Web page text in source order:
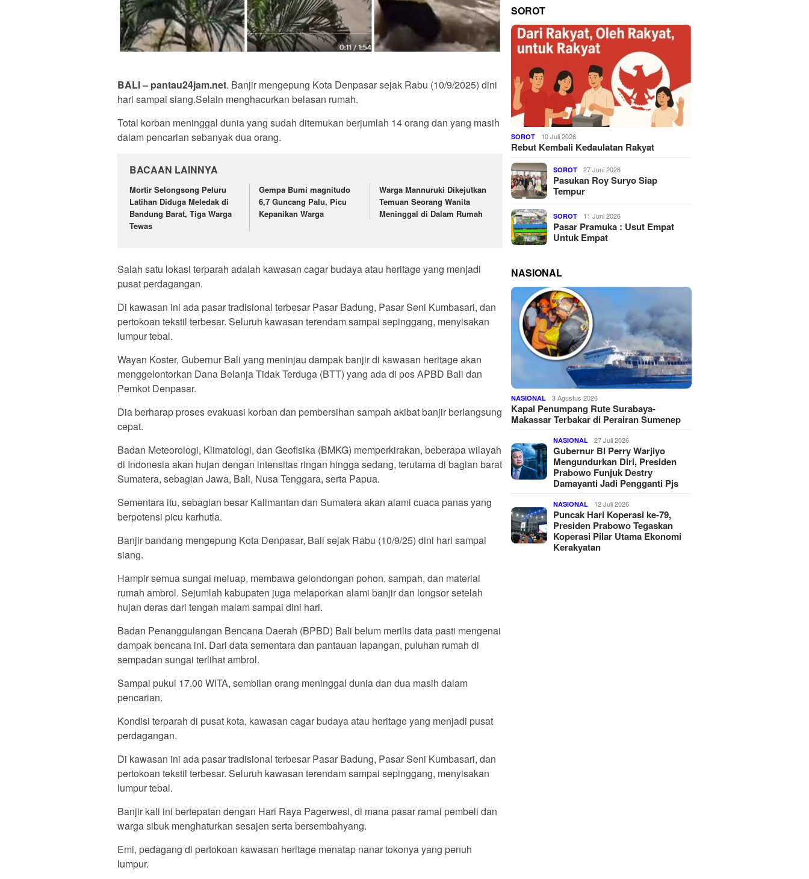
BALI – pantau24jam.net. Banjir mengepung Kota Denpasar sejak Rabu (10/9/2025) dini
hari sampai siang.Selain menghacurkan belasan rumah.
Total korban meninggal dunia yang sudah ditemukan berjumlah 14 orang dan yang masih
dalam pencarian sebanyak dua orang.
BACAAN LAINNYA
Mortir Selongsong Peluru
Latihan Diduga Meledak di
Bandung Barat, Tiga Warga
Tewas
Gempa Bumi magnitudo
6,7 Guncang Palu, Picu
Kepanikan Warga
Warga Mannuruki Dikejutkan
Temuan Seorang Wanita
Meninggal di Dalam Rumah
Salah satu lokasi terparah adalah kawasan cagar budaya atau heritage yang menjadi
pusat perdagangan.
Di kawasan ini ada pasar tradisional terbesar Pasar Badung, Pasar Seni Kumbasari, dan
pertokoan tekstil terbesar. Seluruh kawasan terendam sampai sepinggang, menyisakan
lumpur tebal.
Wayan Koster, Gubernur Bali yang meninjau dampak banjir di kawasan heritage akan
menggelontorkan Dana Belanja Tidak Terduga (BTT) yang ada di pos APBD Bali dan
Pemkot Denpasar.
Dia berharap proses evakuasi korban dan pembersihan sampah akibat banjir berlangsung
cepat.
Badan Meteorologi, Klimatologi, dan Geofisika (BMKG) memperkirakan, beberapa wilayah
di Indonesia akan hujan dengan intensitas ringan hingga sedang, terutama di bagian barat
Sumatera, sebagian Jawa, Bali, Nusa Tenggara, serta Papua.
Sementara itu, sebagian besar Kalimantan dan Sumatera akan alami cuaca panas yang
berpotensi picu karhutla.
Banjir bandang mengepung Kota Denpasar, Bali sejak Rabu (10/9/25) dini hari sampai
siang.
Hampir semua sungai meluap, membawa gelondongan pohon, sampah, dan material
rumah ambrol. Sejumlah kabupaten juga melaporkan alami banjir dan longsor setelah
hujan deras dari tengah malam sampai dini hari.
Badan Penanggulangan Bencana Daerah (BPBD) Bali belum merilis data pasti mengenai
dampak bencana ini. Dari data sementara dan pantauan lapangan, puluhan rumah di
sempadan sungai terlihat ambrol.
Sampai pukul 17.00 WITA, sembilan orang meninggal dunia dan dua masih dalam
pencarian.
Kondisi terparah di pusat kota, kawasan cagar budaya atau heritage yang menjadi pusat
perdagangan.
Di kawasan ini ada pasar tradisional terbesar Pasar Badung, Pasar Seni Kumbasari, dan
pertokoan tekstil terbesar. Seluruh kawasan terendam sampai sepinggang, menyisakan
lumpur tebal.
Banjir kali ini bertepatan dengan Hari Raya Pagerwesi, di mana pasar ramai pembeli dan
warga sibuk menghaturkan sesajen serta bersembahyang.
Emi, pedagang di pertokoan kawasan heritage menatap nanar tokonya yang penuh
lumpur.
SOROT
SOROT 10 Juli 2026
Rebut Kembali Kedaulatan Rakyat
SOROT 27 Juni 2026
Pasukan Roy Suryo Siap
Tempur
SOROT 11 Juni 2026
Pasar Pramuka : Usut Empat
Untuk Empat
NASIONAL
NASIONAL 3 Agustus 2026
Kapal Penumpang Rute Surabaya-
Makassar Terbakar di Perairan Sumenep
NASIONAL 27 Juli 2026
Gubernur BI Perry Warjiyo
Mengundurkan Diri, Presiden
Prabowo Funjuk Destry
Damayanti Jadi Pengganti Pjs
NASIONAL 12 Juli 2026
Puncak Hari Koperasi ke-79,
Presiden Prabowo Tegaskan
Koperasi Pilar Utama Ekonomi
Kerakyatan